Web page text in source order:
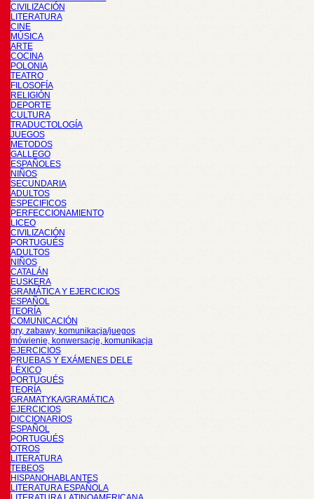
CIVILIZACIÓN
LITERATURA
CINE
MÚSICA
ARTE
COCINA
POLONIA
TEATRO
FILOSOFÍA
RELIGIÓN
DEPORTE
CULTURA
TRADUCTOLOGÍA
JUEGOS
METODOS
GALLEGO
ESPAÑOLES
NIÑOS
SECUNDARIA
ADULTOS
ESPECIFICOS
PERFECCIONAMIENTO
LICEO
CIVILIZACIÓN
PORTUGUÉS
ADULTOS
NIÑOS
CATALÁN
EUSKERA
GRAMÁTICA Y EJERCICIOS
ESPAÑOL
TEORÍA
COMUNICACIÓN
gry, zabawy, komunikacja/juegos
mówienie, konwersacje, komunikacja
EJERCICIOS
PRUEBAS Y EXÁMENES DELE
LÉXICO
PORTUGUÉS
TEORÍA
GRAMATYKA/GRAMÁTICA
EJERCICIOS
DICCIONARIOS
ESPAÑOL
PORTUGUÉS
OTROS
LITERATURA
TEBEOS
HISPANOHABLANTES
LITERATURA ESPAÑOLA